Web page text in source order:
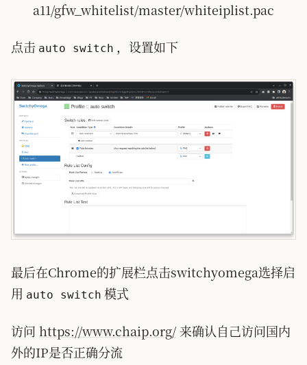
a11/gfw_whitelist/master/whiteiplist.pac
点击 auto switch ，设置如下
最后在Chrome的扩展栏点击switchyomega选择启
用 auto switch 模式
访问 https://www.chaip.org/ 来确认自己访问国内
外的IP是否正确分流